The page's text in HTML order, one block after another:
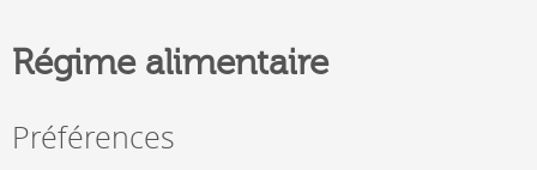
Régime alimentaire
Préférences